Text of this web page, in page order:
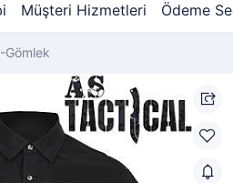
Müşteri Hizmetleri Ödeme
Gömlek